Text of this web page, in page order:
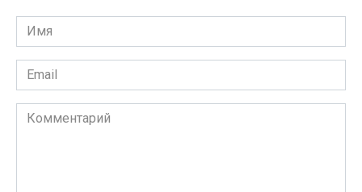
Имя
*
Email
*
Комментарий